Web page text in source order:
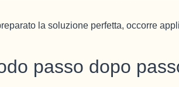
la soluzione perfetta, occorre
passo dopo